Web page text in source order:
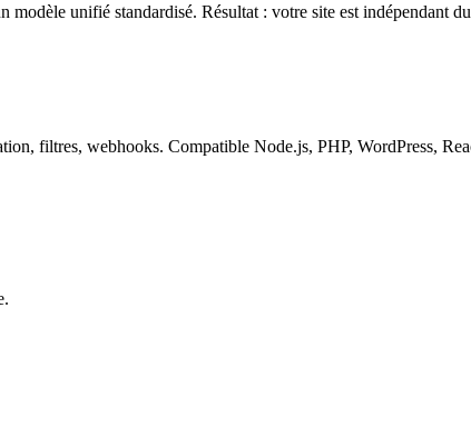
unifié standardisé. Résultat : votre site est indépendant
filtres, webhooks. Compatible Node.js, PHP, WordPress,